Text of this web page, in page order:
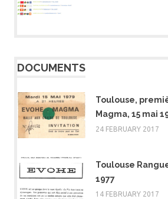
DOCUMENTS
Toulouse,
Magma, 15 mai
24 FEBRUARY 2017
Toulouse
1977
14 FEBRUARY 2017